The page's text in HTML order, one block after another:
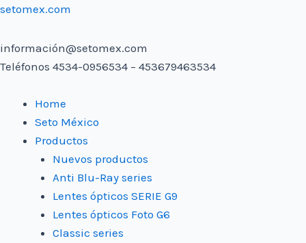
Skip
content
setomex.com
información@setomex.com
Teléfonos 4534-0956534 – 453679463534
Menu
Home
Seto México
Productos
Nuevos productos
Anti Blu-Ray series
Lentes ópticos SERIE G9
Lentes ópticos Foto G6
Classic series